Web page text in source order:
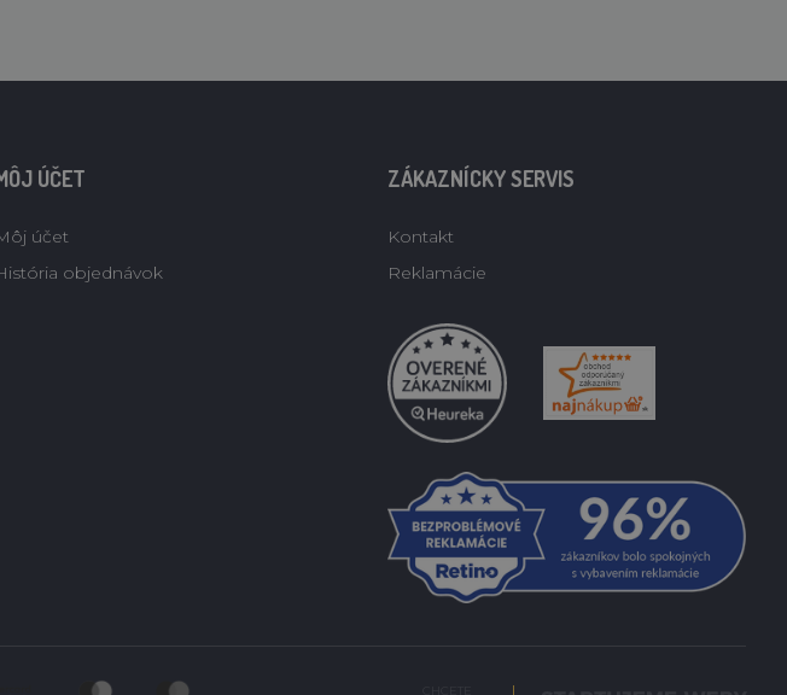
ÚČET
účet
objednávok
ZÁKAZNÍCKY SERVIS
Kontakt
Reklamácie